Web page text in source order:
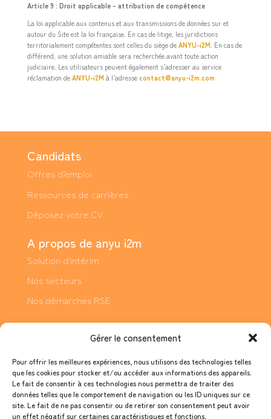
Gérer le consentement
Pour offrir les meilleures expériences, nous utilisons des technologies telles
que les cookies pour stocker et/ou accéder aux informations des appareils.
Le fait de consentir à ces technologies nous permettra de traiter des
données telles que le comportement de navigation ou les ID uniques sur ce
site. Le fait de ne pas consentir ou de retirer son consentement peut avoir
un effet négatif sur certaines caractéristiques et fonctions.
Article 9 : Droit applicable – attribution de compétence
La loi applicable aux contenus et aux transmissions de données sur et
autour du Site est la loi française. En cas de litige, les juridictions
territorialement compétentes sont celles du siège deANYU-i2M . En cas de
différend, une solution amiable sera recherchée avant toute action
judiciaire. Les utilisateurs peuvent également s’adresser au service
réclamation deANYU-i2M à l’adressecontact@anyu-i2m.com
Candidats
Offres d’emploi
Ressources de carrières
Déposez votre CV
A propos de anyu i2m
Solution d’intérim
Nos secteurs
Nos démarches RSE
Support
Mentions légales
Conditions générales d’utilisation
Charte sur la vie privée